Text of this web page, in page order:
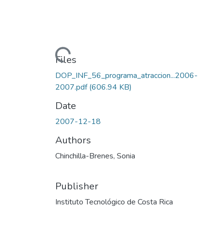
Loading...
Files
DOP_INF_56_programa_atraccion...2006-
2007.pdf(606.94 KB)
Date
2007-12-18
Authors
Chinchilla-Brenes, Sonia
Publisher
Instituto Tecnológico de Costa Rica